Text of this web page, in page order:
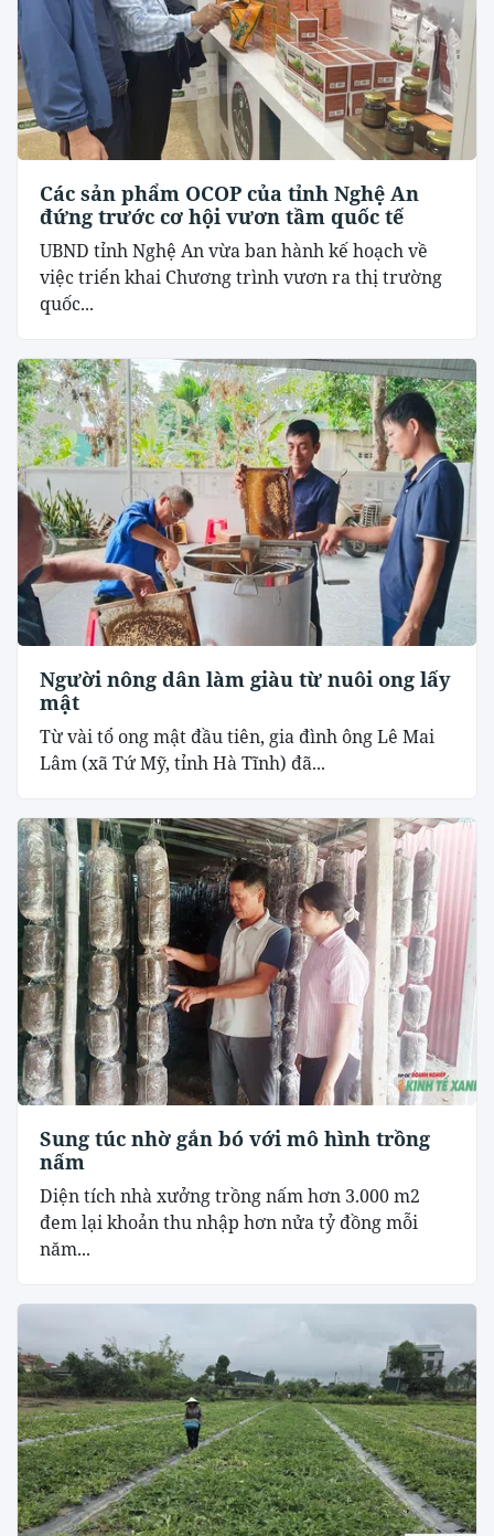
Các sản phẩm OCOP của tỉnh Nghệ An
đứng trước cơ hội vươn tầm quốc tế
UBND tỉnh Nghệ An vừa ban hành kế hoạch về
việc triển khai Chương trình vươn ra thị trường
quốc...
Người nông dân làm giàu từ nuôi ong lấy
mật
Từ vài tổ ong mật đầu tiên, gia đình ông Lê Mai
Lâm (xã Tứ Mỹ, tỉnh Hà Tĩnh) đã...
Sung túc nhờ gắn bó với mô hình trồng
nấm
Diện tích nhà xưởng trồng nấm hơn 3.000 m2
đem lại khoản thu nhập hơn nửa tỷ đồng mỗi
năm...